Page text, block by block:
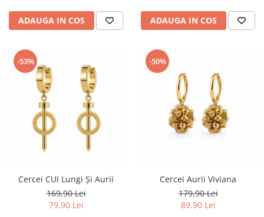
ADAUGA IN COS ADAUGA IN COS
-53%
Cercei CUI Lungi Și Aurii
169,90 Lei
79,90 Lei
-50%
Cercei Aurii Viviana
179,90 Lei
89,90 Lei